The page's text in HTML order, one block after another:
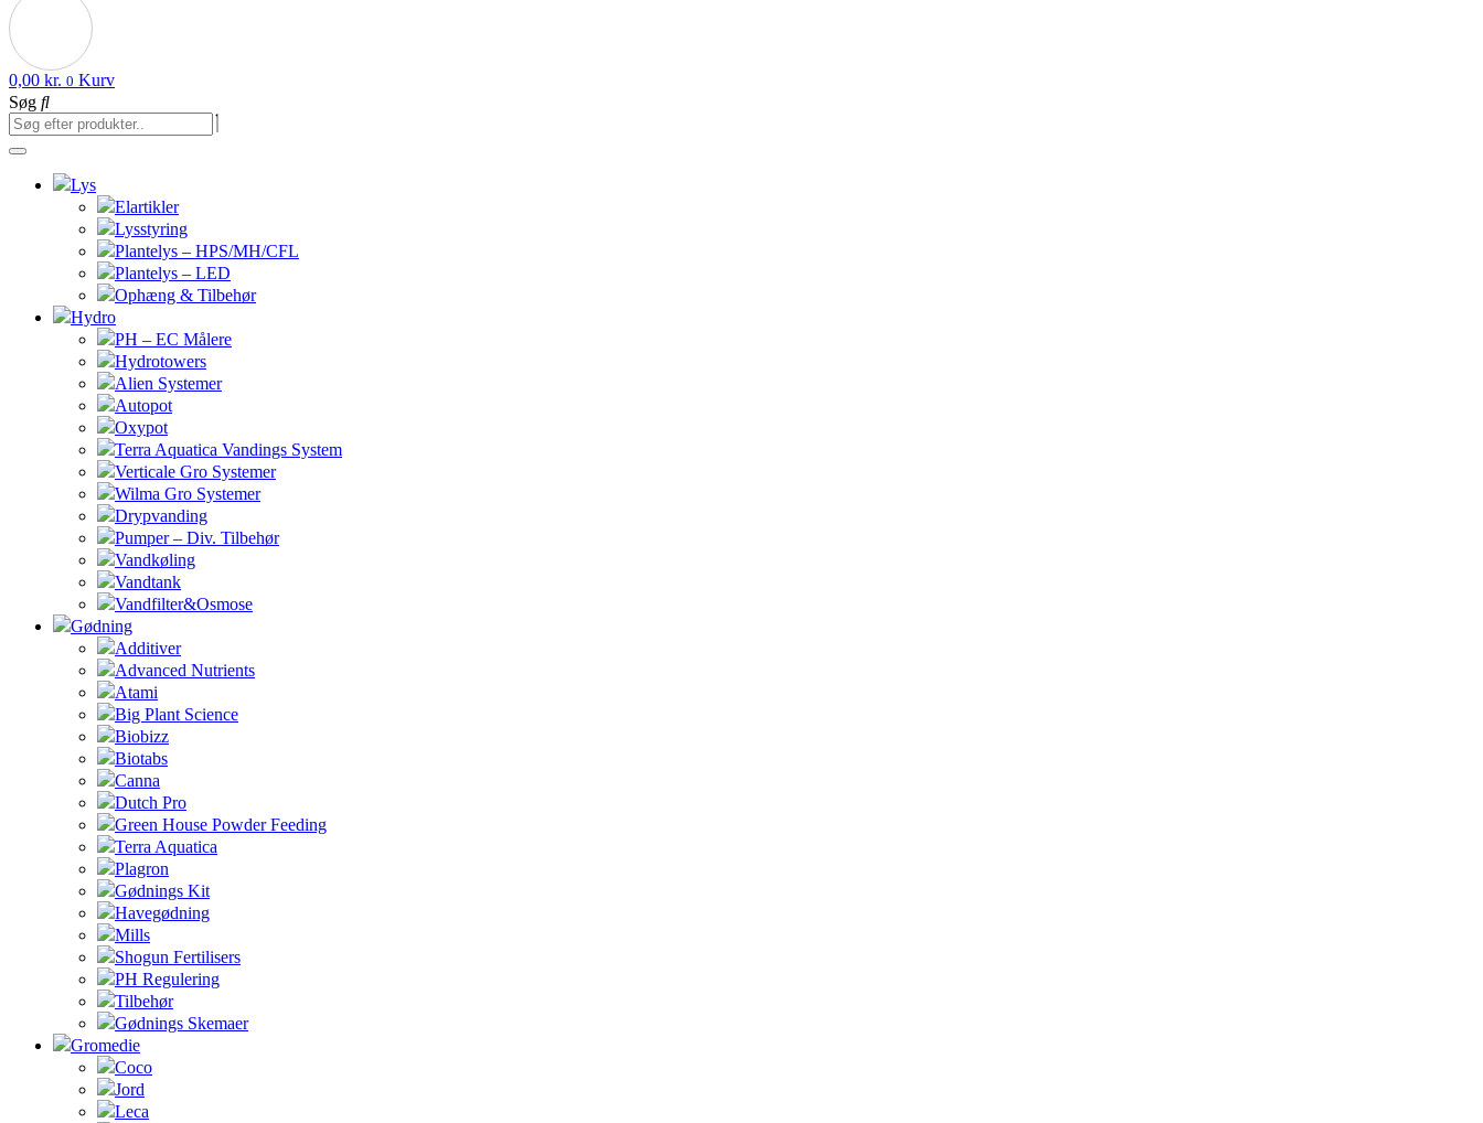
0,00 kr. 0 Kurv
Søg
Lys
Elartikler
Lysstyring
Plantelys – HPS/MH/CFL
Plantelys – LED
Ophæng & Tilbehør
Hydro
PH – EC Målere
Hydrotowers
Alien Systemer
Autopot
Oxypot
Terra Aquatica Vandings System
Verticale Gro Systemer
Wilma Gro Systemer
Drypvanding
Pumper – Div. Tilbehør
Vandkøling
Vandtank
Vandfilter&Osmose
Gødning
Additiver
Advanced Nutrients
Atami
Big Plant Science
Biobizz
Biotabs
Canna
Dutch Pro
Green House Powder Feeding
Terra Aquatica
Plagron
Gødnings Kit
Havegødning
Mills
Shogun Fertilisers
PH Regulering
Tilbehør
Gødnings Skemaer
Gromedie
Coco
Jord
Leca